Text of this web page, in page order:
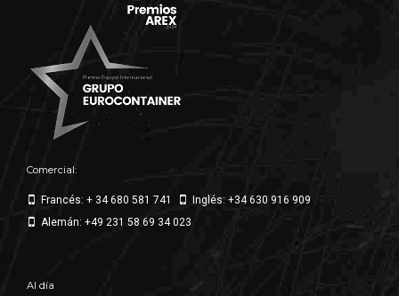
Comercial:
Francés: + 34 680 581 741
Inglés: +34 630 916 909
Alemán: +49 231 58 69 34 023
Al día